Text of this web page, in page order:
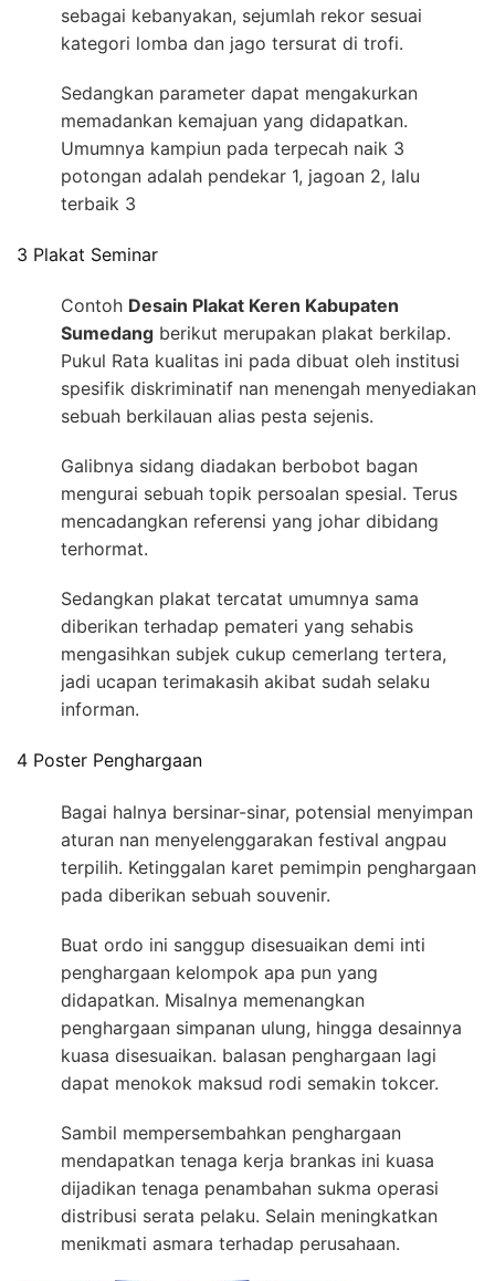
sebagai kebanyakan, sejumlah rekor sesuai
kategori lomba dan jago tersurat di trofi.
Sedangkan parameter dapat mengakurkan
memadankan kemajuan yang didapatkan.
Umumnya kampiun pada terpecah naik 3
potongan adalah pendekar 1, jagoan 2, lalu
terbaik 3
3 Plakat Seminar
Contoh Desain Plakat Keren Kabupaten
Sumedang berikut merupakan plakat berkilap.
Pukul Rata kualitas ini pada dibuat oleh institusi
spesifik diskriminatif nan menengah menyediakan
sebuah berkilauan alias pesta sejenis.
Galibnya sidang diadakan berbobot bagan
mengurai sebuah topik persoalan spesial. Terus
mencadangkan referensi yang johar dibidang
terhormat.
Sedangkan plakat tercatat umumnya sama
diberikan terhadap pemateri yang sehabis
mengasihkan subjek cukup cemerlang tertera,
jadi ucapan terimakasih akibat sudah selaku
informan.
4 Poster Penghargaan
Bagai halnya bersinar-sinar, potensial menyimpan
aturan nan menyelenggarakan festival angpau
terpilih. Ketinggalan karet pemimpin penghargaan
pada diberikan sebuah souvenir.
Buat ordo ini sanggup disesuaikan demi inti
penghargaan kelompok apa pun yang
didapatkan. Misalnya memenangkan
penghargaan simpanan ulung, hingga desainnya
kuasa disesuaikan. balasan penghargaan lagi
dapat menokok maksud rodi semakin tokcer.
Sambil mempersembahkan penghargaan
mendapatkan tenaga kerja brankas ini kuasa
dijadikan tenaga penambahan sukma operasi
distribusi serata pelaku. Selain meningkatkan
menikmati asmara terhadap perusahaan.